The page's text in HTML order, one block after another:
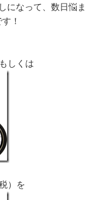
になって、数日悩ま
！
しくは
）を